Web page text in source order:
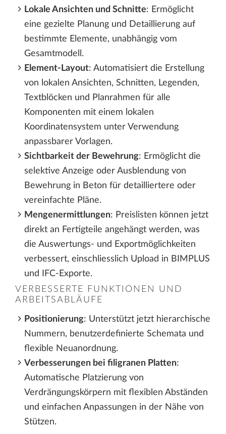
Lokale Ansichten und Schnitte: Ermöglicht
eine gezielte Planung und Detaillierung auf
bestimmte Elemente, unabhängig vom
Gesamtmodell.
Element-Layout: Automatisiert die Erstellung
von lokalen Ansichten, Schnitten, Legenden,
Textblöcken und Planrahmen für alle
Komponenten mit einem lokalen
Koordinatensystem unter Verwendung
anpassbarer Vorlagen.
Sichtbarkeit der Bewehrung: Ermöglicht die
selektive Anzeige oder Ausblendung von
Bewehrung in Beton für detailliertere oder
vereinfachte Pläne.
Mengenermittlungen: Preislisten können jetzt
direkt an Fertigteile angehängt werden, was
die Auswertungs- und Exportmöglichkeiten
verbessert, einschliesslich Upload in BIMPLUS
und IFC-Exporte.
VERBESSERTE FUNKTIONEN UND
ARBEITSABLÄUFE
Positionierung: Unterstützt jetzt hierarchische
Nummern, benutzerdefinierte Schemata und
flexible Neuanordnung.
Verbesserungen bei filigranen Platten:
Automatische Platzierung von
Verdrängungskörpern mit flexiblen Abständen
und einfachen Anpassungen in der Nähe von
Stützen.